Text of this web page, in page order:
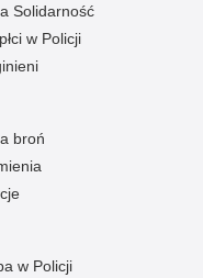
Solidarność
w Policji
broń
w Policji